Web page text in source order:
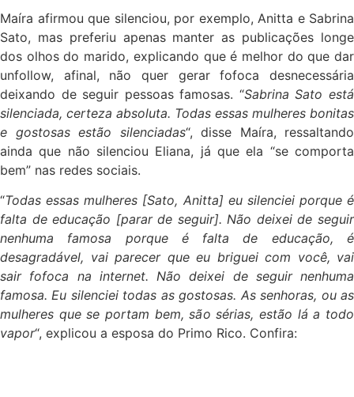
Maíra afirmou que silenciou, por exemplo, Anitta e Sabrina
Sato, mas preferiu apenas manter as publicações longe
dos olhos do marido, explicando que é melhor do que dar
unfollow, afinal, não quer gerar fofoca desnecessária
deixando de seguir pessoas famosas. “Sabrina Sato está
silenciada, certeza absoluta. Todas essas mulheres bonitas
e gostosas estão silenciadas“, disse Maíra, ressaltando
ainda que não silenciou Eliana, já que ela “se comporta
bem” nas redes sociais.
“Todas essas mulheres [Sato, Anitta] eu silenciei porque é
falta de educação [parar de seguir]. Não deixei de seguir
nenhuma famosa porque é falta de educação, é
desagradável, vai parecer que eu briguei com você, vai
sair fofoca na internet. Não deixei de seguir nenhuma
famosa. Eu silenciei todas as gostosas. As senhoras, ou as
mulheres que se portam bem, são sérias, estão lá a todo
vapor“, explicou a esposa do Primo Rico. Confira: